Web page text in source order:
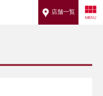
店舗一覧